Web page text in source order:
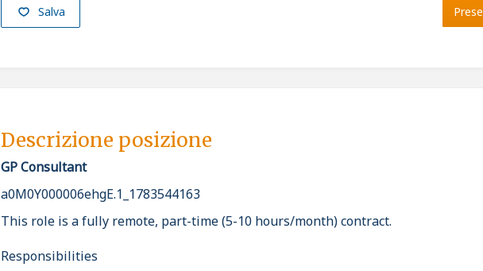
Salva
Descrizione posizione
GP Consultant
a0M0Y000006ehgE.1_1783544163
This role is a fully remote, part-time (5-10 hours/month) contract.
Responsibilities